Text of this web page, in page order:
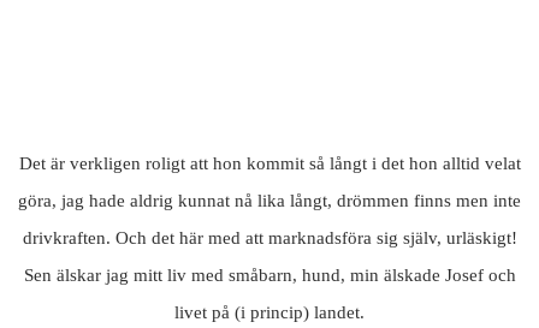
Det är verkligen roligt att hon kommit så långt i det hon alltid velat
göra, jag hade aldrig kunnat nå lika långt, drömmen finns men inte
drivkraften. Och det här med att marknadsföra sig själv, urläskigt!
Sen älskar jag mitt liv med småbarn, hund, min älskade Josef och
livet på (i princip) landet.